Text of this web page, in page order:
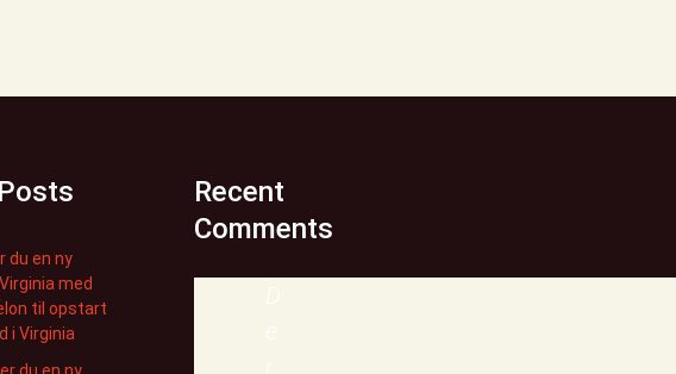
du en ny
med
til opstart
i Virginia
Recent
Comments
D
e
r